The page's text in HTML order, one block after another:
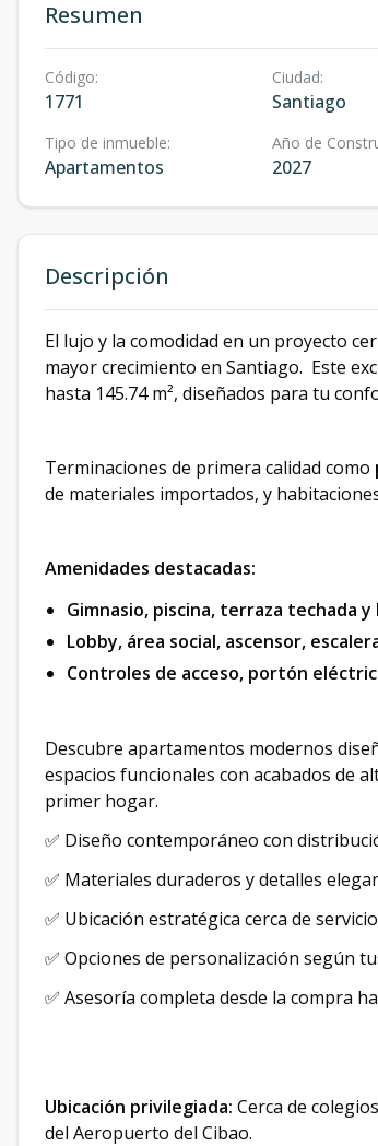
Resumen
Código:
1771
Ciudad:
Santiago
Tipo de inmueble:
Apartamentos
Año de
2027
Descripción
El lujo y la comodidad en un proyecto
mayor crecimiento en Santiago. ​ Este
hasta 145.74 m², diseñados para tu
Terminaciones de primera calidad como
de materiales importados, y
Amenidades destacadas:
Gimnasio, piscina, terraza techada
Lobby, área social, ascensor,
Controles de acceso, portón
Descubre apartamentos modernos
espacios funcionales con acabados de
primer hogar.
✅ Diseño contemporáneo con
✅ Materiales duraderos y detalles
✅ Ubicación estratégica cerca de
✅ Opciones de personalización según
✅ Asesoría completa desde la compra
Ubicación privilegiada: Cerca de
del Aeropuerto del Cibao. ​